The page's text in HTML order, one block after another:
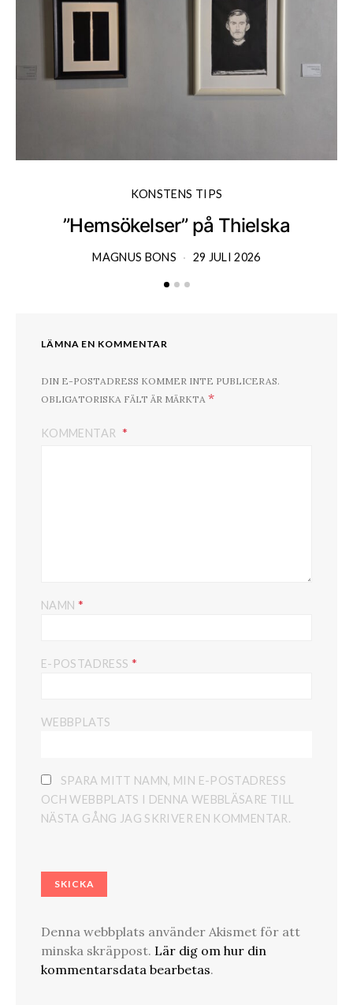
KONSTENS TIPS
”Hemsökelser” på Thielska
MAGNUS BONS 29 JULI 2026
LÄMNA EN KOMMENTAR
DIN E-POSTADRESS KOMMER INTE PUBLICERAS.
OBLIGATORISKA FÄLT ÄR MÄRKTA *
KOMMENTAR
NAMN *
E-POSTADRESS *
WEBBPLATS
SPARA MITT NAMN, MIN E-POSTADRESS
OCH WEBBPLATS I DENNA WEBBLÄSARE TILL
NÄSTA GÅNG JAG SKRIVER EN KOMMENTAR.
Denna webbplats använder Akismet för att
minska skräppost. Lär dig om hur din
kommentarsdata bearbetas.